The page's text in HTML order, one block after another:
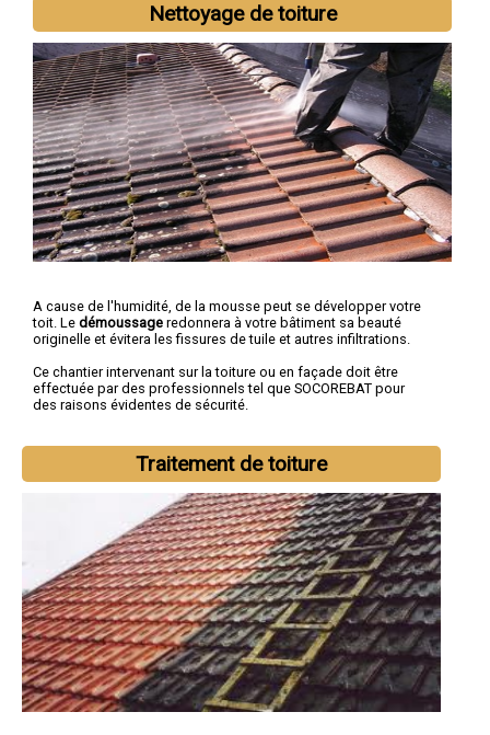
Nettoyage de toiture
A cause de l'humidité, de la mousse peut se développer votre
toit. Le démoussage redonnera à votre bâtiment sa beauté
originelle et évitera les fissures de tuile et autres infiltrations.
Ce chantier intervenant sur la toiture ou en façade doit être
effectuée par des professionnels tel que SOCOREBAT pour
des raisons évidentes de sécurité.
Traitement de toiture